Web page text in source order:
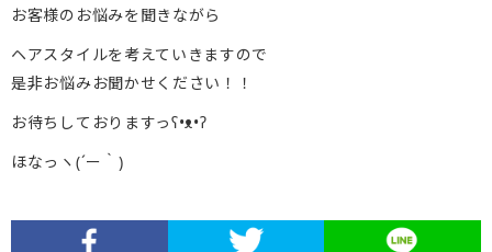
お客様のお悩みを聞きながら
ヘアスタイルを考えていきますので
是非お悩みお聞かせください！！
お待ちしておりますっʕ•ᴥ•ʔ
ほなっヽ(´ー｀)